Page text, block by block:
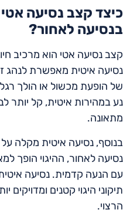
כיצד קצב נסיעה
בנסיעה לאחור?
קצב נסיעה אטי הוא מרכיב
נסיעה איטית מאפשרת לנהג
של הופעת מכשול או הולך
נע במהירות איטית, קל יותר
מתאונה.
בנוסף, נסיעה איטית מקלה
נסיעה לאחור, ההיגוי הופך
עם הנעה קדמית. נסיעה
תיקוני היגוי קטנים ומדויקים
הרצוי.